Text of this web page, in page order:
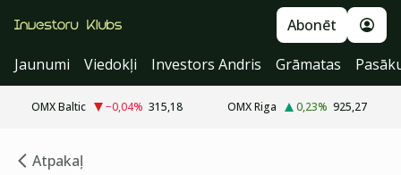
Abonēt
Jaunumi
Viedokļi Investors Andris Grāmatas
OMX Baltic −0,04% 315,18 OMX Riga 0,23% 925,27
Atpakaļ